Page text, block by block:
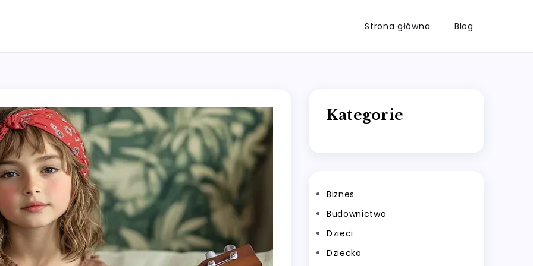
Strona główna Blog
Kategorie
Biznes
Budownictwo
Dzieci
Dziecko